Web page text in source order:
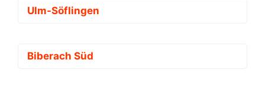
Ulm-Söflingen
Biberach Süd